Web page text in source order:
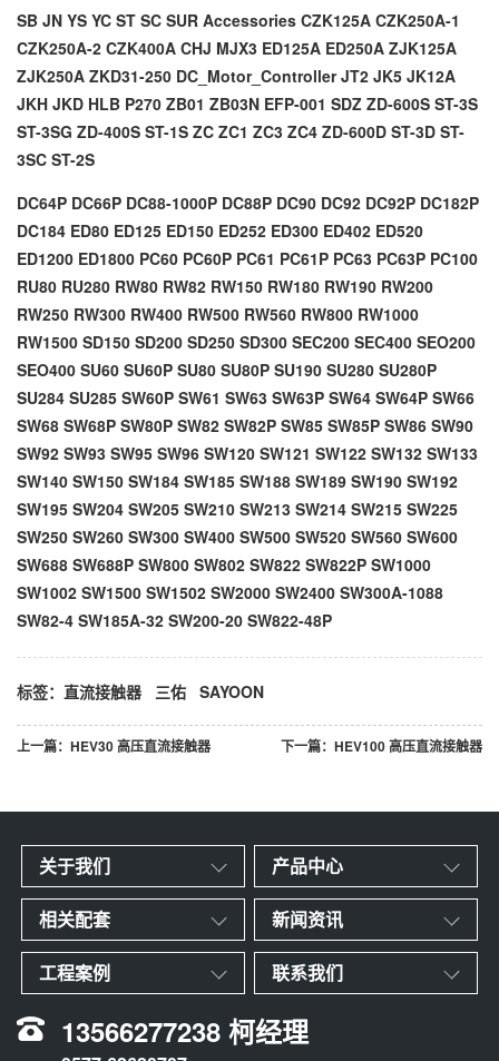
SB JN YS YC ST SC SUR Accessories CZK125A CZK250A-1
CZK250A-2 CZK400A CHJ MJX3 ED125A ED250A ZJK125A
ZJK250A ZKD31-250 DC_Motor_ControllerJT2 JK5 JK12A
JKH JKD HLB P270 ZB01 ZB03N EFP-001 SDZ ZD-600S ST-3S
ST-3SG ZD-400S ST-1S ZC ZC1 ZC3 ZC4 ZD-600D ST-3D ST-
3SC ST-2S
DC64P DC66P DC88-1000P DC88P DC90 DC92 DC92P DC182P
DC184 ED80 ED125 ED150 ED252 ED300 ED402 ED520
ED1200 ED1800 PC60 PC60P PC61 PC61P PC63 PC63P PC100
RU80 RU280 RW80 RW82 RW150 RW180 RW190 RW200
RW250 RW300 RW400 RW500 RW560 RW800 RW1000
RW1500 SD150 SD200 SD250 SD300 SEC200 SEC400 SEO200
SEO400 SU60 SU60P SU80 SU80P SU190 SU280 SU280P
SU284 SU285 SW60P SW61 SW63 SW63P SW64 SW64P SW66
SW68 SW68P SW80P SW82 SW82P SW85 SW85P SW86 SW90
SW92 SW93 SW95 SW96 SW120 SW121 SW122 SW132 SW133
SW140 SW150 SW184 SW185 SW188 SW189 SW190 SW192
SW195 SW204 SW205 SW210 SW213 SW214 SW215 SW225
SW250 SW260 SW300 SW400 SW500 SW520 SW560 SW600
SW688 SW688P SW800 SW802 SW822 SW822P SW1000
SW1002 SW1500 SW1502 SW2000 SW2400 SW300A-1088
SW82-4 SW185A-32 SW200-20 SW822-48P
标签： 直流接触器 三佑 SAYOON
上一篇： HEV30 高压直流接触器 下一篇： HEV100 高压直流接触器
关于我们 产品中心
相关配套 新闻资讯
工程案例 联系我们
13566277238 柯经理